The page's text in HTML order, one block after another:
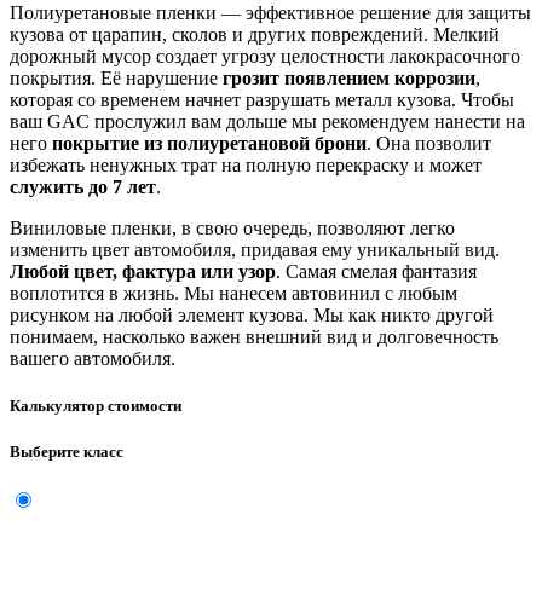
Полиуретановые пленки — эффективное решение для защиты
кузова от царапин, сколов и других повреждений. Мелкий
дорожный мусор создает угрозу целостности лакокрасочного
покрытия. Её нарушение грозит появлением коррозии,
которая со временем начнет разрушать металл кузова. Чтобы
ваш GAC прослужил вам дольше мы рекомендуем нанести на
него покрытие из полиуретановой брони. Она позволит
избежать ненужных трат на полную перекраску и может
служить до 7 лет.
Виниловые пленки, в свою очередь, позволяют легко
изменить цвет автомобиля, придавая ему уникальный вид.
Любой цвет, фактура или узор. Самая смелая фантазия
воплотится в жизнь. Мы нанесем автовинил с любым
рисунком на любой элемент кузова. Мы как никто другой
понимаем, насколько важен внешний вид и долговечность
вашего автомобиля.
Калькулятор стоимости
Выберите класс